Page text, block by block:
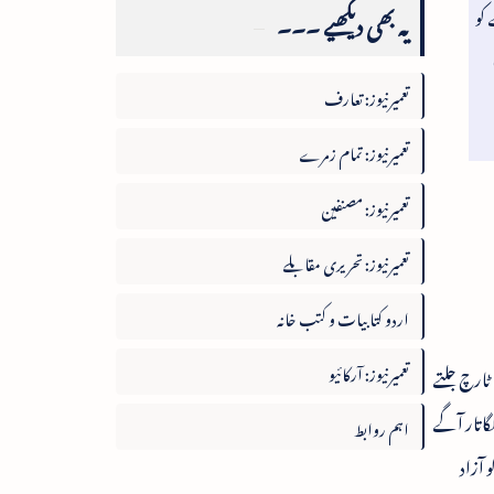
جلتے
آگے
یہ بھی دیکھیے ۔۔۔
تعمیرنیوز: تعارف
تعمیرنیوز: تمام زمرے
تعمیرنیوز: مصنفین
تعمیرنیوز: تحریری مقابلے
اردو کتابیات و کتب خانہ
تعمیرنیوز: آرکائیو
اہم روابط